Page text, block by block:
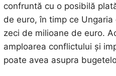
confruntă cu o posibilă
de euro, în timp ce
zeci de milioane de euro.
amploarea conflictului și
poate avea asupra